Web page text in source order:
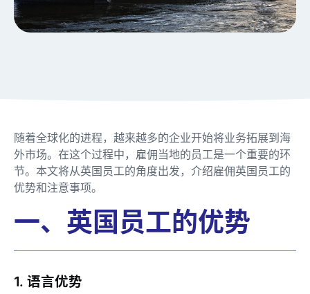
随着全球化的进程，越来越多的企业开始将业务拓展到海
外市场。在这个过程中，雇佣当地的员工是一个重要的环
节。本文将从英国员工的角度出发，介绍雇佣英国员工的
优势和注意事项。
一、英国员工的优势
1. 语言优势